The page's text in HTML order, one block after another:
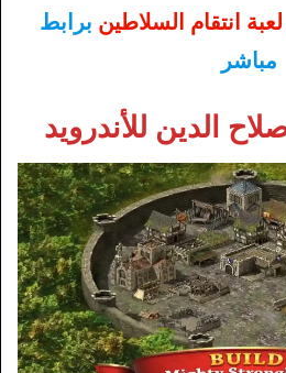
انتقام السلاطين برابط
مباشر
الدين للأندرويد